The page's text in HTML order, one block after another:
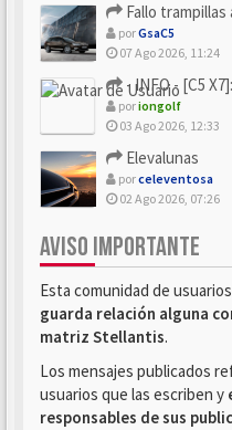
Fallo
porGsaC5
07 Ago 2026, 11:24
- INFO - [C5 X7]:
poriongolf
03 Ago 2026, 12:33
Elevalunas
porceleventosa
02 Ago 2026, 07:26
AVISO IMPORTANTE
Esta comunidad de usuarios
guarda relación alguna
matriz Stellantis.
Los mensajes publicados
usuarios que las escriben y
responsables de sus